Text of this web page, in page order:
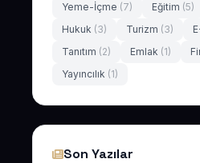
Yeme-İçme (7) Eğitim (5)
Hukuk (3) Turizm (3)
Tanıtım (2) Emlak (1)
Yayıncılık (1)
Son Yazılar